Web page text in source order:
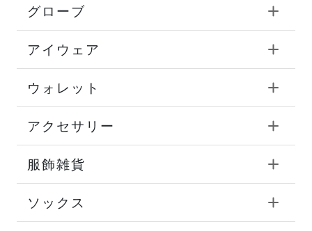
グローブ
アイウェア
ウォレット
アクセサリー
服飾雑貨
ソックス